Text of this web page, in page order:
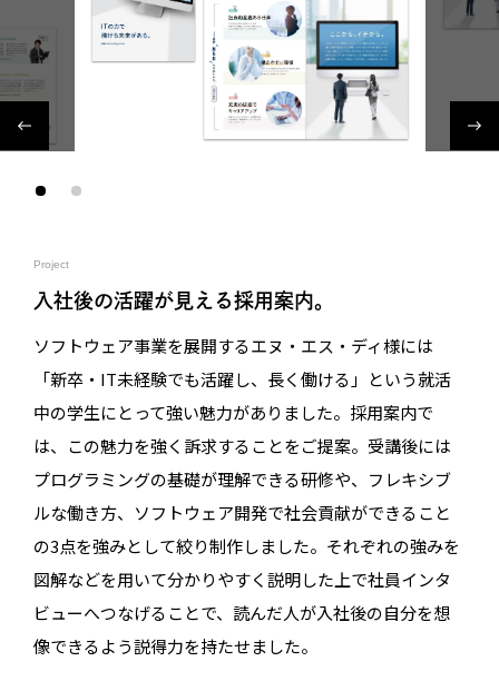
Project
入社後の活躍が見える採用案内。
ソフトウェア事業を展開するエヌ・エス・ディ様には
「新卒・IT未経験でも活躍し、長く働ける」という就活
中の学生にとって強い魅力がありました。採用案内で
は、この魅力を強く訴求することをご提案。受講後には
プログラミングの基礎が理解できる研修や、フレキシブ
ルな働き方、ソフトウェア開発で社会貢献ができること
の3点を強みとして絞り制作しました。それぞれの強みを
図解などを用いて分かりやすく説明した上で社員インタ
ビューへつなげることで、読んだ人が入社後の自分を想
像できるよう説得力を持たせました。